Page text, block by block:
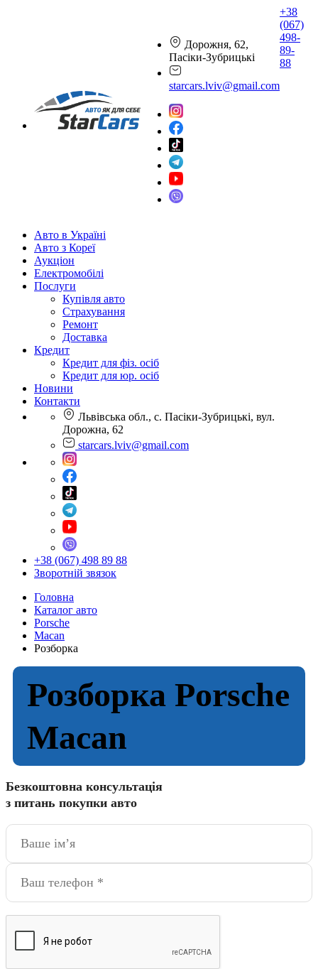
Дорожня, 62,
Пасіки-Зубрицькі
starcars.lviv@gmail.com
+38
(067)
498-
89-
88
Авто в Україні
Авто з Кореї
Аукціон
Електромобілі
Послуги
Купівля авто
Страхування
Ремонт
Доставка
Кредит
Кредит для фіз. осіб
Кредит для юр. осіб
Новини
Контакти
Львівська обл., с. Пасіки-Зубрицькі, вул.
Дорожна, 62
starcars.lviv@gmail.com
+38 (067) 498 89 88
Зворотній звязок
Головна
Каталог авто
Porsche
Macan
Розборка
Розборка Porsche
Macan
Безкоштовна консультація
з питань покупки авто